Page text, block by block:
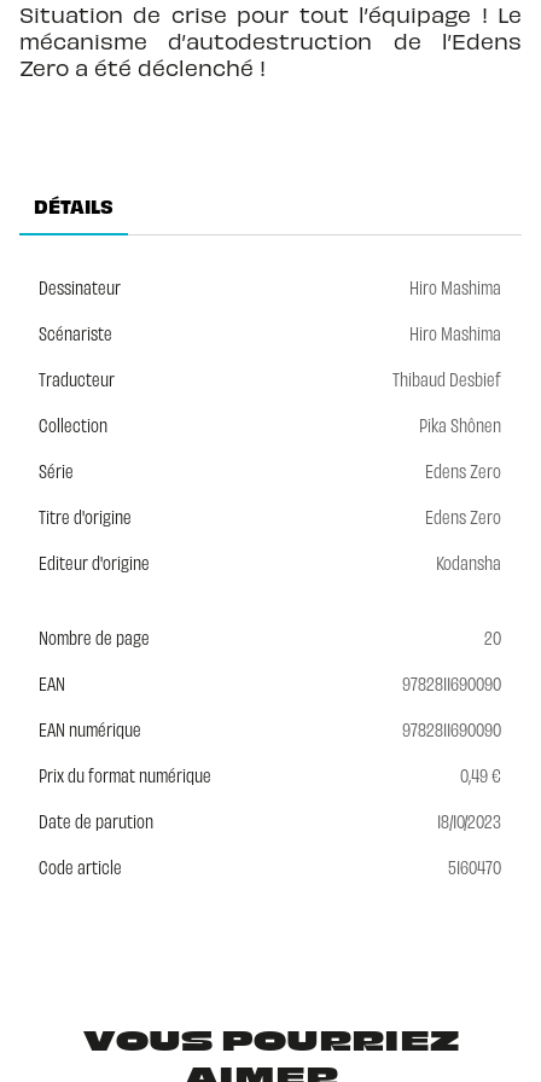
Situation de crise pour tout l’équipage ! Le
mécanisme d’autodestruction de l’Edens
Zero a été déclenché !
DÉTAILS
Dessinateur
Hiro Mashima
Scénariste
Hiro Mashima
Traducteur
Thibaud Desbief
Collection
Pika Shônen
Série
Edens Zero
Titre d'origine
Edens Zero
Editeur d'origine
Kodansha
Nombre de page
20
EAN
9782811690090
EAN numérique
9782811690090
Prix du format numérique
0,49 €
Date de parution
18/10/2023
Code article
5160470
VOUS POURRIEZ